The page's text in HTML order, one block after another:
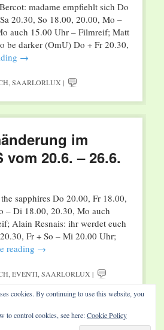
madame empfiehlt sich Do
20.30, So 18.00, 20.00, Mo –
auch 15.00 Uhr – Filmreif; Matt
be darker (OmU) Do + Fr 20.30,
→
SAARLORLUX |
im
vom 20.6. – 26.6.
sapphires Do 20.00, Fr 18.00,
– Di 18.00, 20.30, Mo auch
Alain Resnais: ihr werdet euch
Fr + So – Mi 20.00 Uhr;
reading →
EVENTI, SAARLORLUX |
cookies. By continuing to use this website, you
to control cookies, see here:Cookie Policy